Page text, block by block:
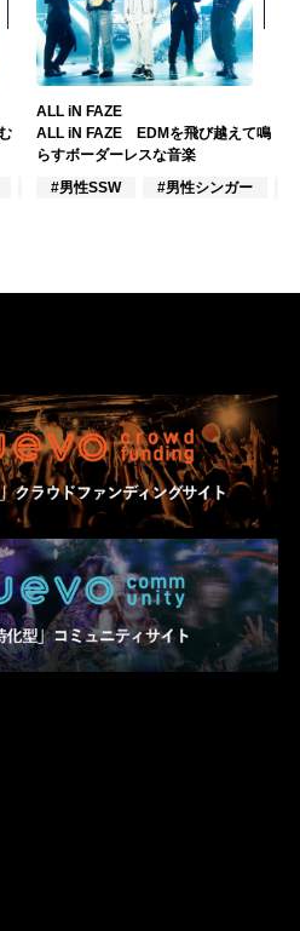
#インディーズ
ALL iN FAZE
ALL iN FAZE EDMを飛び越えて鳴
らすボーダーレスな音楽
#男性SSW
#男性シンガー